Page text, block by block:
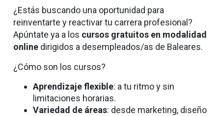
¿Estás buscando una oportunidad para
reinventarte y reactivar tu carrera profesional?
Apúntate ya a los cursos gratuitos en modalidad
onlinedirigidos a desempleados/as de Baleares.
¿Cómo son los cursos?
Aprendizaje flexible: a tu ritmo y sin
limitaciones horarias.
Variedad de áreas: desde marketing, diseño